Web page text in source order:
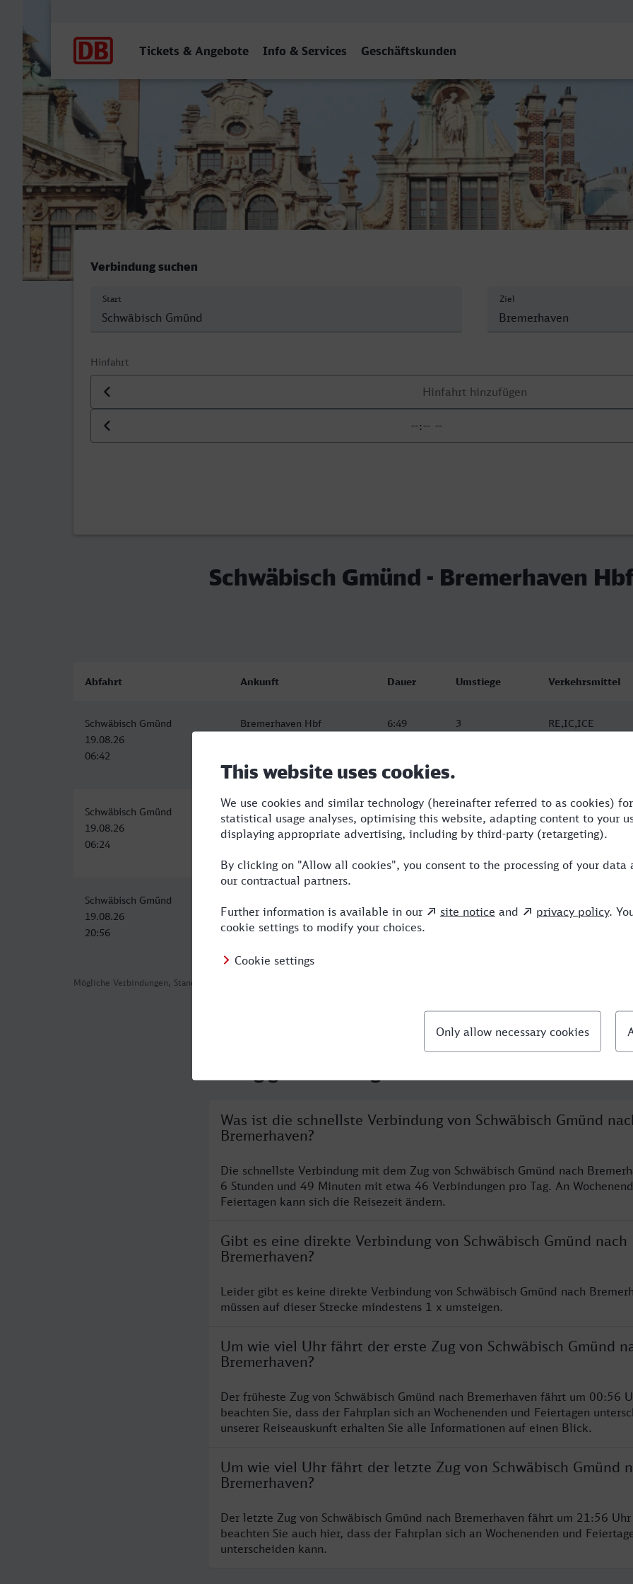
Tickets & Angebote Info & Services Geschäftskunden
Schwäbisch Gmünd - Bremerhaven Hbf
Verbindung suchen
Start Ziel
Hinfahrt
Datum der Hinfahrt
Uhrzeit der Hinfahrt
Schwäbisch Gmünd - Bremerhaven
Mögliche Verbindungen, Stand: 2026-08-05 02:36
Abfahrt Ankunft Dauer Umstiege Verkehrsmittel
Schwäbisch Gmünd
19.08.26
06:42
Bremerhaven Hbf
6:49 3 RE,IC,ICE
Schwäbisch Gmünd
19.08.26
06:24
Bremerhaven Hbf
19.08.26
13:31
3
Schwäbisch Gmünd
19.08.26
20:56
20.08.26
06:30
Was ist die schnellste Verbindung von Schwäbisch Gmünd
Bremerhaven?
Die schnellste Verbindung mit dem Zug von Schwäbisch Gmünd nach
6 Stunden und 49 Minuten mit etwa 46 Verbindungen pro Tag. An
Feiertagen kann sich die Reisezeit ändern.
Gibt es eine direkte Verbindung von Schwäbisch Gmünd nach
Bremerhaven?
Leider gibt es keine direkte Verbindung von Schwäbisch Gmünd nach
müssen auf dieser Strecke mindestens 1 x umsteigen.
Um wie viel Uhr fährt der erste Zug von Schwäbisch Gmünd
Bremerhaven?
Der früheste Zug von Schwäbisch Gmünd nach Bremerhaven fährt um 00:56
beachten Sie, dass der Fahrplan sich an Wochenenden und Feiertagen
unserer Reiseauskunft erhalten Sie alle Informationen auf einen Blick.
Um wie viel Uhr fährt der letzte Zug von Schwäbisch Gmünd
Bremerhaven?
Der letzte Zug von Schwäbisch Gmünd nach Bremerhaven fährt um 21:56
beachten Sie auch hier, dass der Fahrplan sich an Wochenenden und
unterscheiden kann.